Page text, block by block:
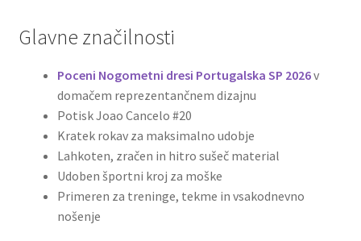
Glavne značilnosti
Poceni Nogometni dresi Portugalska SP 2026v
domačem reprezentančnem dizajnu
Potisk Joao Cancelo #20
Kratek rokav za maksimalno udobje
Lahkoten, zračen in hitro sušeč material
Udoben športni kroj za moške
Primeren za treninge, tekme in vsakodnevno
nošenje